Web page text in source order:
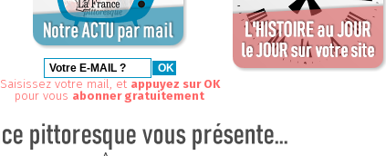
Saisissez votre mail, et appuyez sur OK
pour vous abonner gratuitement